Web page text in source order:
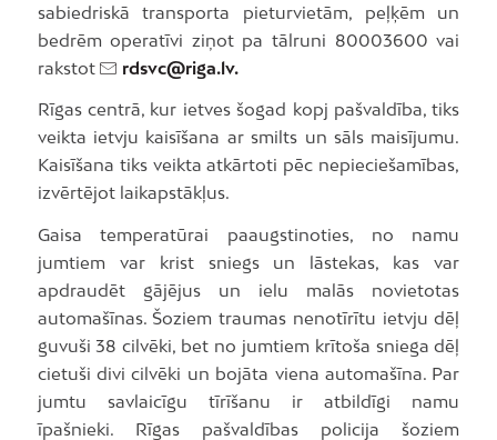
sabiedriskā transporta pieturvietām, peļķēm un
bedrēm operatīvi ziņot pa tālruni 80003600 vai
rakstot
rdsvc@riga.lv.
Rīgas centrā, kur ietves šogad kopj pašvaldība, tiks
veikta ietvju kaisīšana ar smilts un sāls maisījumu.
Kaisīšana tiks veikta atkārtoti pēc nepieciešamības,
izvērtējot laikapstākļus.
Gaisa temperatūrai paaugstinoties, no namu
jumtiem var krist sniegs un lāstekas, kas var
apdraudēt gājējus un ielu malās novietotas
automašīnas. Šoziem traumas nenotīrītu ietvju dēļ
guvuši 38 cilvēki, bet no jumtiem krītoša sniega dēļ
cietuši divi cilvēki un bojāta viena automašīna. Par
jumtu savlaicīgu tīrīšanu ir atbildīgi namu
īpašnieki. Rīgas pašvaldības policija šoziem